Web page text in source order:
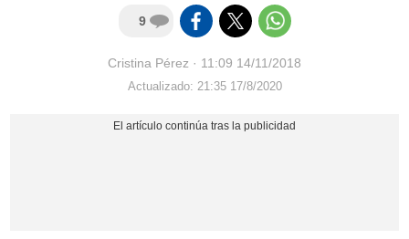
9
Cristina Pérez · 11:09 14/11/2018
Actualizado: 21:35 17/8/2020